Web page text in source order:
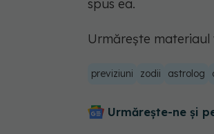
spus ea.
Urmărește materiaul
previziuni zodii astrolog
Urmărește-ne și